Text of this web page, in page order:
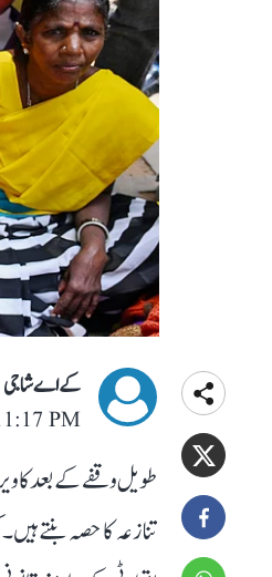
کے اے شاجی
PM
طویل وقفے کے بعد
تنازعہ کا حصہ بنتے